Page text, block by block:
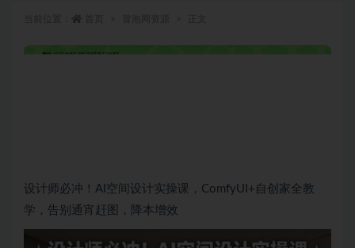
设计师必冲！AI空间设计实操课，ComfyUI+自创家全教
学，告别通宵赶图，降本增效